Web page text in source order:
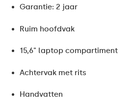
Garantie: 2 jaar
Ruim hoofdvak
15,6" laptop compartiment
Achtervak met rits
Handvatten